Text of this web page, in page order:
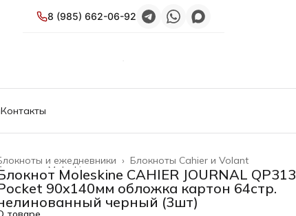
8 (985) 662-06-92
Контакты
Блокноты Cahier и Volant
и ежедневники ›
Moleskine ›
›
Moleskine CAHIER JOURNAL QP313
90x140мм обложка картон 64стр.
черный (3шт)